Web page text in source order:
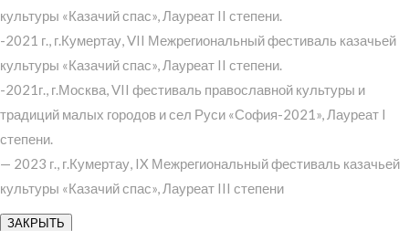
культуры «Казачий спас», Лауреат II степени.
-2021 г., г.Кумертау, VII Межрегиональный фестиваль казачьей
культуры «Казачий спас», Лауреат II степени.
-2021г., г.Москва, VII фестиваль православной культуры и
традиций малых городов и сел Руси «София-2021», Лауреат I
степени.
— 2023 г., г.Кумертау, IX Межрегиональный фестиваль казачьей
культуры «Казачий спас», Лауреат III степени
ЗАКРЫТЬ